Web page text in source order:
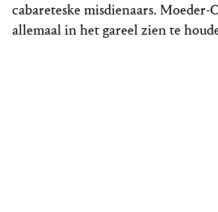
cabareteske misdienaars. Moeder-
allemaal in het gareel zien te